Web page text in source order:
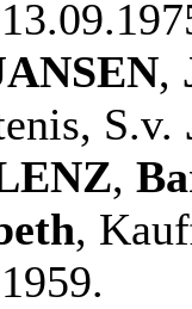
,
S.v.
,
,